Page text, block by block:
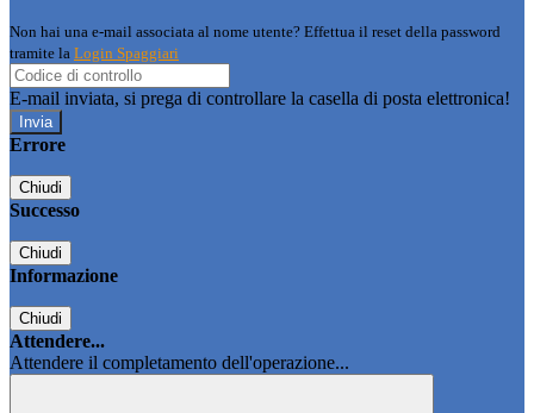
Non hai una e-mail associata al nome utente? Effettua il reset della password
tramite la Login Spaggiari
E-mail inviata, si prega di controllare la casella di posta elettronica!
Errore
Chiudi
Successo
Chiudi
Informazione
Chiudi
Attendere...
Attendere il completamento dell'operazione...